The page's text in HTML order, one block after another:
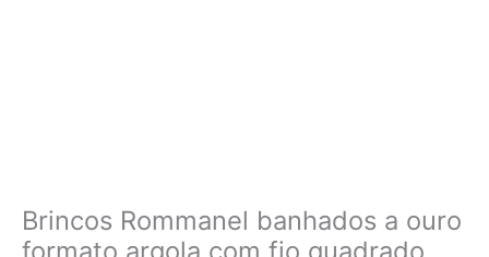
Brincos Rommanel banhados a ouro